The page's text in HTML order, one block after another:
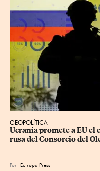
GEOPOLÍTICA
Ucrania promete a EU el
rusa del Consorcio del
Por Eu ropa Press